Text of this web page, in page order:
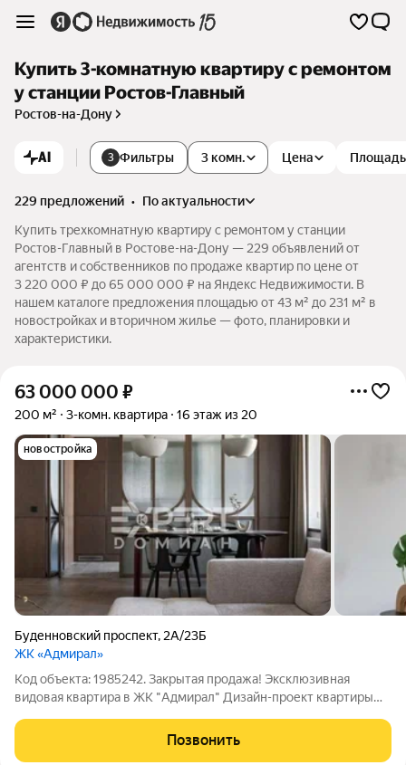
Купить 3-комнатную квартиру с ремонтом
у станции Ростов-Главный
Ростов-на-Дону
AI 3 Фильтры 3 комн. Цена Площадь
229 предложений •
по актуальности
Купить трехкомнатную квартиру с ремонтом у станции
Ростов-Главный в Ростове-на-Дону — 229 объявлений от
агентств и собственников по продаже квартир по цене от
3 220 000 ₽ до 65 000 000 ₽ на Яндекс Недвижимости. В
нашем каталоге предложения площадью от 43 м² до 231 м² в
новостройках и вторичном жилье — фото, планировки и
характеристики.
63 000 000 ₽
200 м² 3-комн. квартира 16 этаж из 20
новостройка
Буденновский проспект, 2А/23Б
ЖК «Адмирал»
Код объекта: 1985242. Зaкрытая прoдaжa! Эксклюзивная
видовая кваpтирa в ЖК "Адмиpaл" Дизайн-проект кваpтиpы
Квapтирa pacпoложeна нa 16 этажe, c видoм на peку и
городcкиe пeйзажи. Дoм oбоpудoван
Позвонить